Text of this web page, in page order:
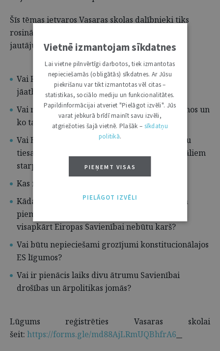
Šīs tēmas ietvaros Vasaras skolas dalībnieki tiks
rosināti domāt par šādiem un citiem saistītiem
jautājumiem:
Vai Rietumu pasaule ir vienota tajā, kā būtu
jāatbild autokrātiju uzbrukumiem?
Vai redzam starptautisko tiesību sašaurināšanos un
ko tas nozīmē praksē?
Vai Eiropas Savienība un Eiropas Cilvēktiesību
tiesa ir vienotas savās atbildēs uz fundamentāliem
starptautisko tiesību pārkāpumiem?
Kas nosaka vai veido šo iespējamo vienotību?
Kāda nozīme ir tam, ka turpinām darbināt un
piemērot Eiropas Savienības tiesības tā, it kā
visapkārt Eiropas Savienībai nebūtu karš?
Vai būtu nepieciešami grozījumi konstitucionālajos
ES līgumos?
Vai ir pienācis laiks divu ātrumu Savienībai
drošības un ārpolitikas jomās?
Lūgums reģistrēties Vasaras skolai
šeit: https://forms.gle/md88AjLRmUQBhfrA6
Vietnē izmantojam sīkdatnes
Lai vietne pilnvērtīgi darbotos, tiek izmantotas
nepieciešamās (obligātās) sīkdatnes. Ar Jūsu
piekrišanu var tikt izmantotas vēl citas –
statistikas, sociālo mediju un funkcionalitātes.
Papildinformācijai atveriet "Pielāgot izvēli". Jūs
varat jebkurā brīdī mainīt savu izvēli,
atgriežoties šajā vietnē. Plašāk – sīkdatņu
politikā.
PIEŅEMT VISAS
PIELĀGOT IZVĒLI